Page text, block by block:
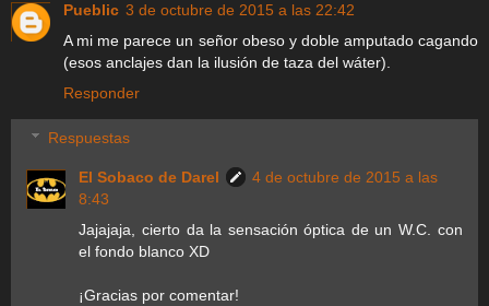
Pueblic 3 de octubre de 2015 a las 22:42
A mi me parece un señor obeso y doble amputado cagando
(esos anclajes dan la ilusión de taza del wáter).
Responder
Respuestas
El Sobaco de Darel
4 de octubre de 2015 a las
8:43
Jajajaja, cierto da la sensación óptica de un W.C. con
el fondo blanco XD
¡Gracias por comentar!